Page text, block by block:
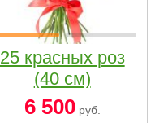
25 красных роз
(40 см)
6 500руб.